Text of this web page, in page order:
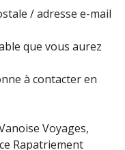
/ adresse e-mail
que vous aurez
à contacter en
Voyages,
Rapatriement